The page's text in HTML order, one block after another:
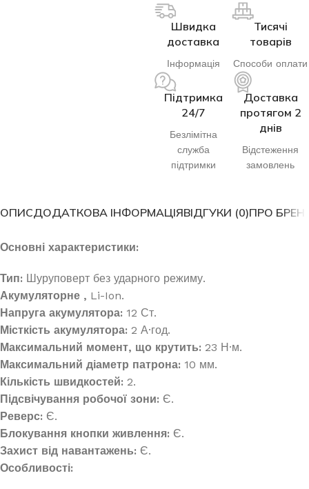
Швидка
доставка
Інформація
Тисячі
товарів
Способи оплати
Підтримка
24/7
Безлімітна
служба
підтримки
Доставка
протягом 2
днів
Відстеження
замовлень
ОПИСДОДАТКОВА ІНФОРМАЦІЯВІДГУКИ (0)ПРО
Основні характеристики:
Тип: Шуруповерт без ударного режиму.
Акумуляторне , Li-Ion.
Напруга акумулятора: 12 Ст.
Місткість акумулятора: 2 А·год.
Максимальний момент, що крутить: 23 Н·м.
Максимальний діаметр патрона: 10 мм.
Кількість швидкостей: 2.
Підсвічування робочої зони: Є.
Реверс: Є.
Блокування кнопки живлення: Є.
Захист від навантажень: Є.
Особливості: